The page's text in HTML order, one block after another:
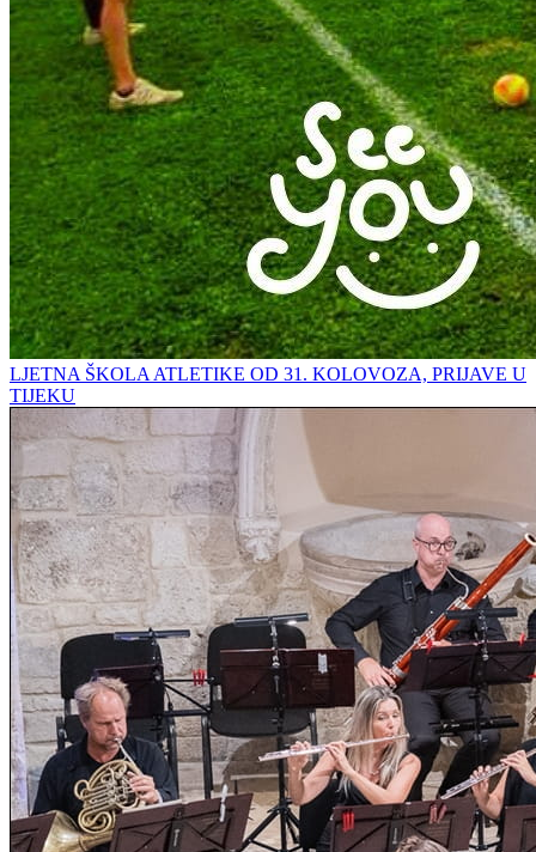
LJETNA ŠKOLA ATLETIKE OD 31. KOLOVOZA, PRIJAVE U
TIJEKU